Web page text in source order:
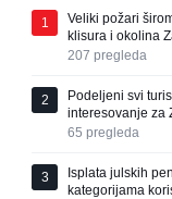
1
Veliki požari
klisura i okolina
207 pregleda
2
Podeljeni svi
interesovanje za
65 pregleda
3
Isplata julskih
kategorijama